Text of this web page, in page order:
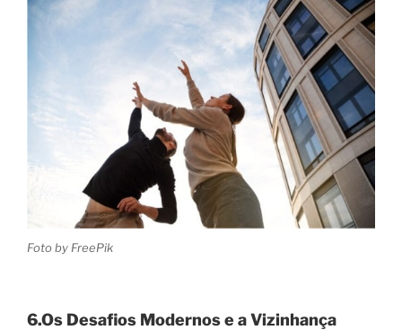
Foto by FreePik
6.Os Desafios Modernos e a Vizinhança